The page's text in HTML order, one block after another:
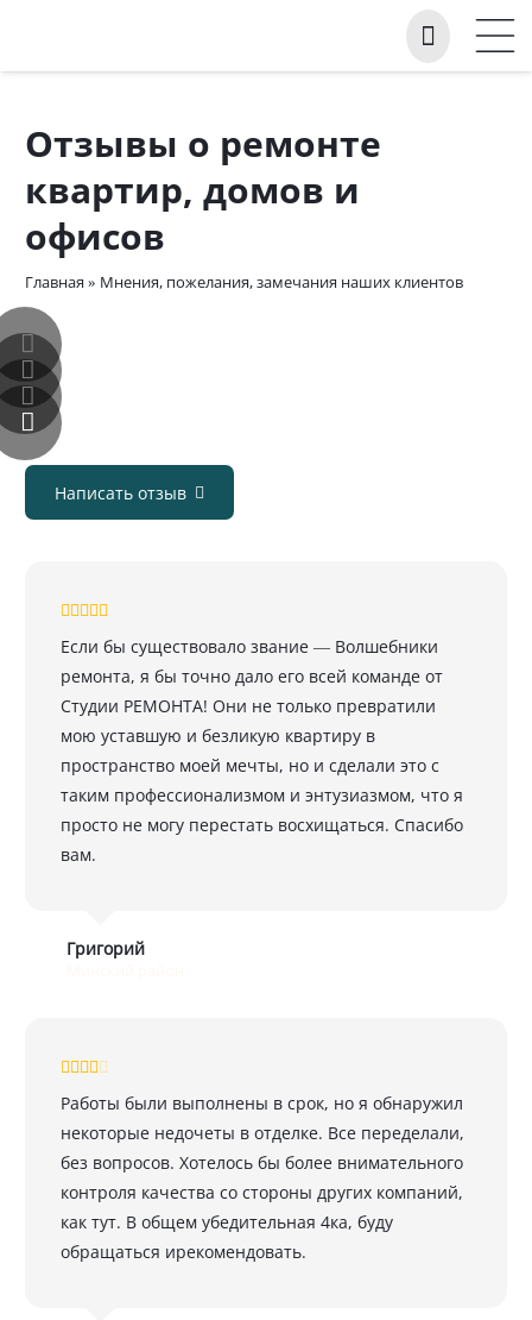
Отзывы о ремонте
квартир, домов и
офисов
Главная » Мнения, пожелания, замечания наших клиентов
Написать отзыв
Если бы существовало звание — Волшебники
ремонта, я бы точно дало его всей команде от
Студии РЕМОНТА! Они не только превратили
мою уставшую и безликую квартиру в
пространство моей мечты, но и сделали это с
таким профессионализмом и энтузиазмом, что я
просто не могу перестать восхищаться. Спасибо
вам.
Григорий
Работы были выполнены в срок, но я обнаружил
некоторые недочеты в отделке. Все переделали,
без вопросов. Хотелось бы более внимательного
контроля качества со стороны других компаний,
как тут. В общем убедительная 4ка, буду
обращаться ирекомендовать.